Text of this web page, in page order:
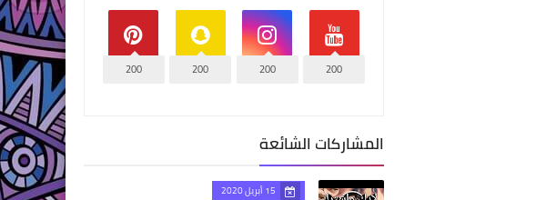
200
200
200
200
المشاركات الشائعة
15 أبريل 2020